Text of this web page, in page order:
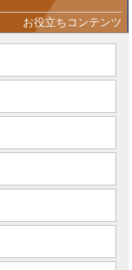
お役立ちコンテンツ